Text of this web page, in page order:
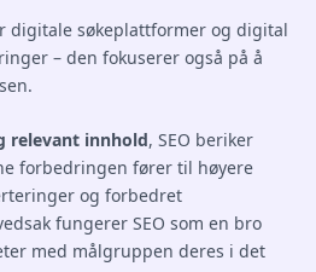
digitale søkeplattformer og digital
– den fokuserer også på å
relevant innhold, SEO beriker
forbedringen fører til høyere
og forbedret
fungerer SEO som en bro
med målgruppen deres i det